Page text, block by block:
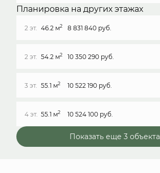
Планировка на других этажах
2 эт. 46.2 м2 8 831 840 руб.
2 эт. 54.2 м2 10 350 290 руб.
3 эт. 55.1 м2 10 522 190 руб.
4 эт. 55.1 м2 10 524 100 руб.
Показать еще 3 объектa